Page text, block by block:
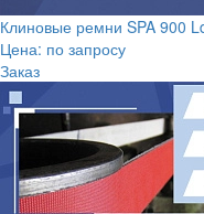
Клиновые ремни SPA 900
Цена: по запросу
Заказ